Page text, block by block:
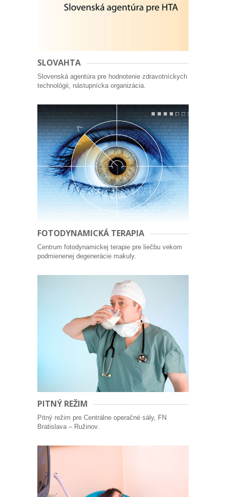
SLOVAHTA
Slovenská agentúra pre hodnotenie zdravotníckych
technológii, nástupnícka organizácia.
FOTODYNAMICKÁ TERAPIA
Centrum fotodynamickej terapie pre liečbu vekom
podmienenej degenerácie makuly.
PITNÝ REŽIM
Pitný režim pre Centrálne operačné sály, FN
Bratislava – Ružinov.